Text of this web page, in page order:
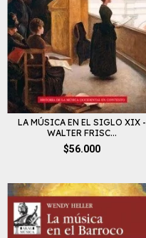
LA MÚSICA EN EL SIGLO XIX -
WALTER FRISC...
$56.000